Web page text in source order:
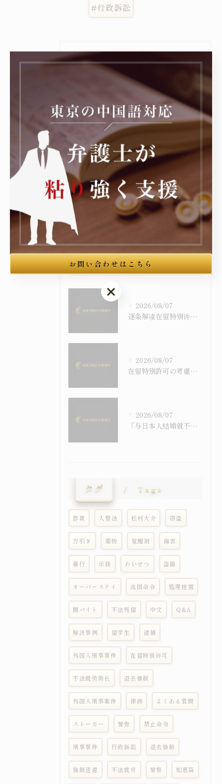
#行政訴訟
カテゴリー
Categories
中国人
刑事
企業法務
行政
最近の投稿
Recent Posts
2026/08/07
逐条解读在留特别许可之考量事由｜令和6年施行之入管法50条5项与主张之构筑
2026/08/07
在留特別許可の考慮事情を逐条で読む｜令和6年施行の入管法50条5項と主張の組み立て方
2026/08/07
「与日本人结婚就不会被强制遣返」之误解｜配偶在留资格与退去强制事由之关系
タグ Tags
詐欺 入管法 松村大介 窃盗
万引き 薬物 覚醒剤 傷害
暴行 示談 わいせつ 盗撮
オーバーステイ 出国命令 監理措置
闇バイト 不法残留 中文 Q&A
解決事例 留学生 逮捕
外国人刑事事件 在留特别许可
不法就劳助长 退去强制
外国人刑事案件 律师 よくある質問
ストーカー 警告 禁止命令
刑事事件 行政訴訟 退去強制
強制送還 不法就労 警察 知恵袋
お問い合わせはこちら
お問い合わせはこちら